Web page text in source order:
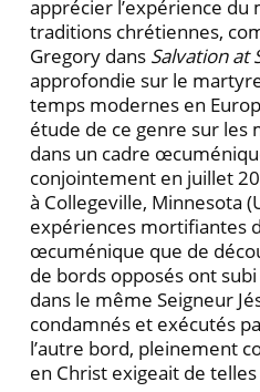
apprécier l’expérience
traditions chrétiennes,
Gregory dans Salvation at
approfondie sur le
temps modernes en
étude de ce genre sur les
dans un cadre
conjointement en juillet
à Collegeville, Minnesota
expériences mortifiantes
œcuménique que de
de bords opposés ont
dans le même Seigneur
condamnés et exécutés
l’autre bord, pleinement
en Christ exigeait de